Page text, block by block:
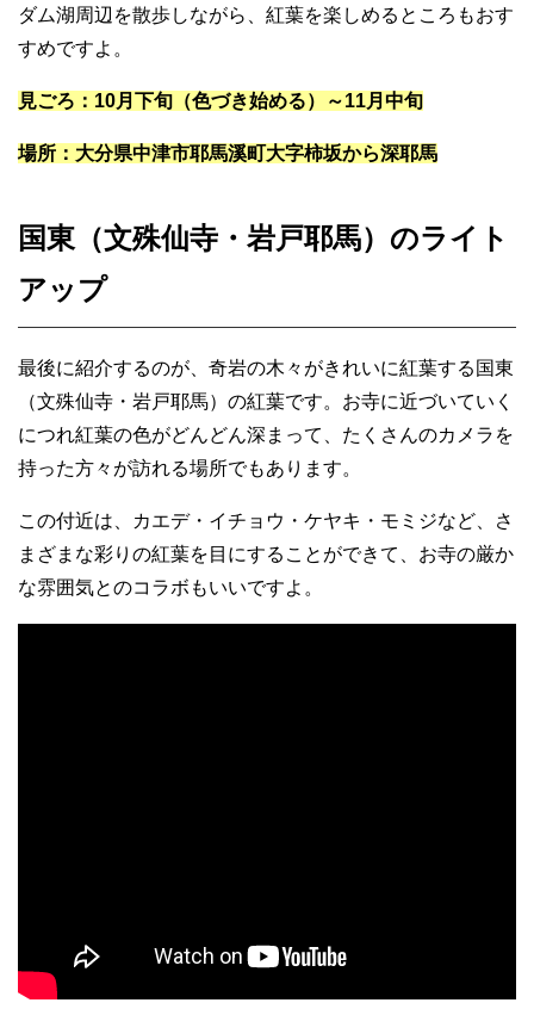
ダム湖周辺を散歩しながら、紅葉を楽しめるところもおす
すめですよ。
見ごろ：10月下旬（色づき始める）～11月中旬
場所：大分県中津市耶馬溪町大字柿坂から深耶馬
国東（文殊仙寺・岩戸耶馬）のライト
アップ
最後に紹介するのが、奇岩の木々がきれいに紅葉する国東
（文殊仙寺・岩戸耶馬）の紅葉です。お寺に近づいていく
につれ紅葉の色がどんどん深まって、たくさんのカメラを
持った方々が訪れる場所でもあります。
この付近は、カエデ・イチョウ・ケヤキ・モミジなど、さ
まざまな彩りの紅葉を目にすることができて、お寺の厳か
な雰囲気とのコラボもいいですよ。